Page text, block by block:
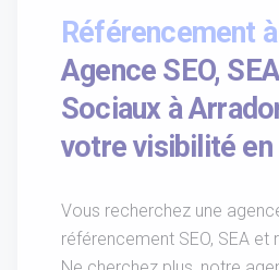
Référencement
Agence SEO,
Sociaux à
votre visibilité en
Vous recherchez une
référencement SEO, SEA et